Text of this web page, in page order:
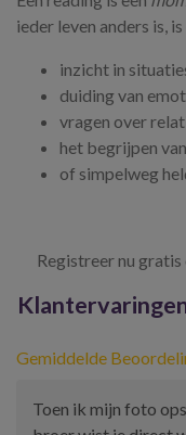
ieder leven anders is,
inzicht in
duiding van
vragen over
het begrijpen
of simpelweg
Registreer nu
Gemiddelde
Toen ik mijn foto